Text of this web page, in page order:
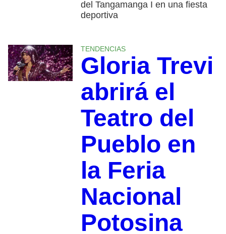
del Tangamanga I en una fiesta
deportiva
TENDENCIAS
Gloria Trevi
abrirá el
Teatro del
Pueblo en
la Feria
Nacional
Potosina